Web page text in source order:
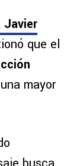
Javier
que el
mayor